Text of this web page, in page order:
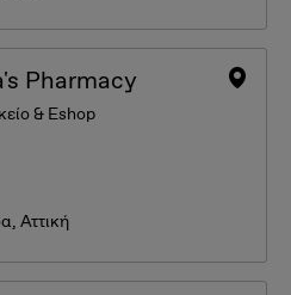
Pharmacy
& Eshop
Αττική